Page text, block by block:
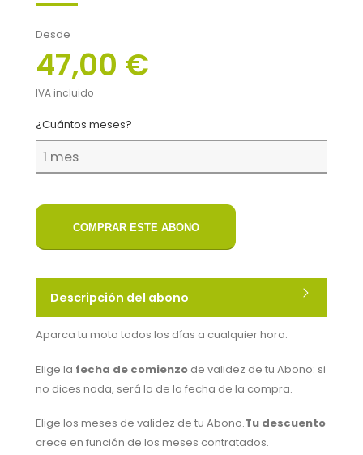
Desde
47,00 €
IVA incluido
¿Cuántos meses?
COMPRAR ESTE ABONO
Descripción del abono
Aparca tu moto todos los días a cualquier hora.
Elige la fecha de comienzo de validez de tu Abono: si
no dices nada, será la de la fecha de la compra.
Elige los meses de validez de tu Abono.Tu descuento
crece en función de los meses contratados.